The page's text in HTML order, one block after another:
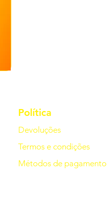
Política
Devoluções
Termos e condições
Métodos de pagamento